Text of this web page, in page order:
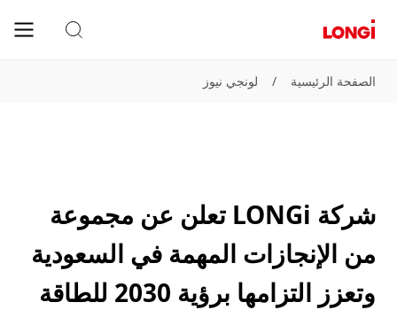
الصفحة الرئيسية / لونجي نيوز
شركة LONGi تعلن عن مجموعة
من الإنجازات المهمة في السعودية
وتعزز التزامها برؤية 2030 للطاقة